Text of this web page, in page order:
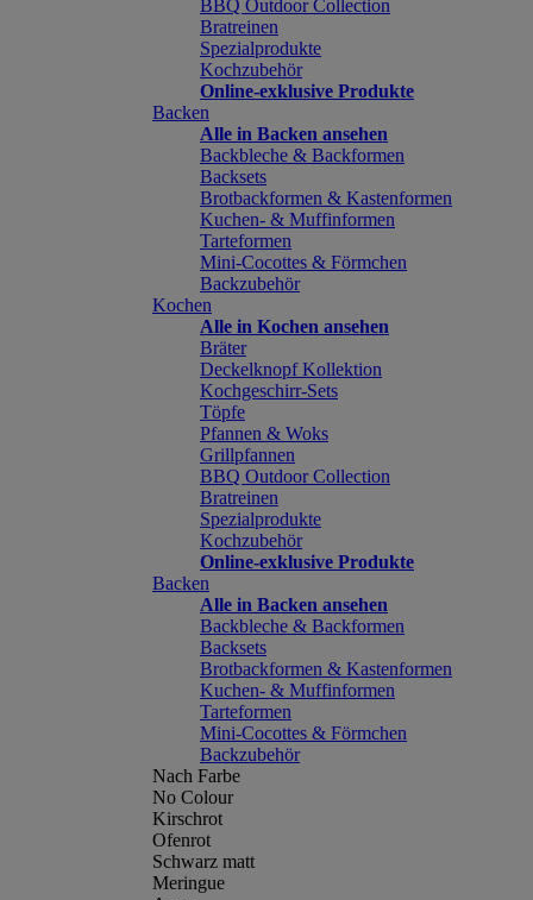
BBQ Outdoor Collection
Bratreinen
Spezialprodukte
Kochzubehör
Online-exklusive Produkte
Backen
Alle in Backen ansehen
Backbleche & Backformen
Backsets
Brotbackformen & Kastenformen
Kuchen- & Muffinformen
Tarteformen
Mini-Cocottes & Förmchen
Backzubehör
Kochen
Alle in Kochen ansehen
Bräter
Deckelknopf Kollektion
Kochgeschirr-Sets
Töpfe
Pfannen & Woks
Grillpfannen
BBQ Outdoor Collection
Bratreinen
Spezialprodukte
Kochzubehör
Online-exklusive Produkte
Backen
Alle in Backen ansehen
Backbleche & Backformen
Backsets
Brotbackformen & Kastenformen
Kuchen- & Muffinformen
Tarteformen
Mini-Cocottes & Förmchen
Backzubehör
Nach Farbe
No Colour
Kirschrot
Ofenrot
Schwarz matt
Meringue